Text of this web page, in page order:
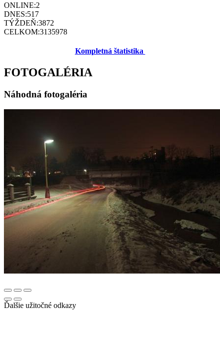
ONLINE:2
DNES:517
TÝŽDEŇ:3872
CELKOM:3135978
Kompletná štatistika
FOTOGALÉRIA
Náhodná fotogaléria
Ďalšie užitočné odkazy